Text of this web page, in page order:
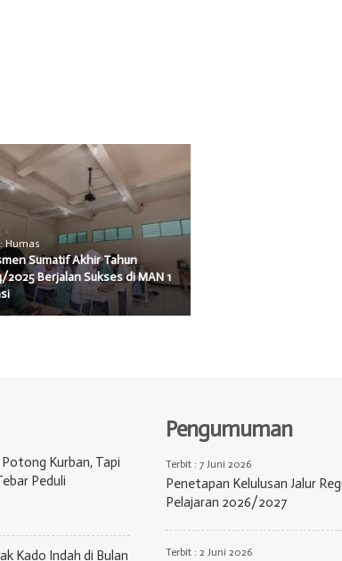
Humas
Sumatif Akhir Tahun
2025 Berjalan Sukses di MAN 1
Potong Kurban, Tapi
Peduli
Kado Indah di Bulan
Pengumuman
Terbit : 7 Juni 2026
Penetapan Kelulusan Jalur
Pelajaran 2026/2027
Terbit : 2 Juni 2026